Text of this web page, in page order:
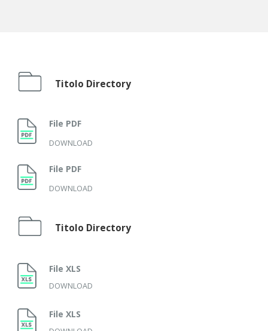
Titolo Directory
File PDF
DOWNLOAD
File PDF
DOWNLOAD
Titolo Directory
File XLS
DOWNLOAD
File XLS